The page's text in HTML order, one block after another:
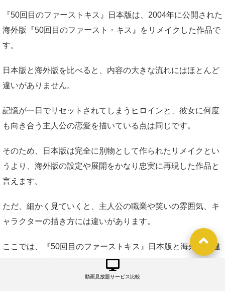
『50回目のファーストキス』日本版は、2004年に公開された
海外版『50回目のファースト・キス』をリメイクした作品で
す。
日本版と海外版を比べると、内容の大きな流れにはほとんど
違いがありません。
記憶が一日でリセットされてしまうヒロインと、彼女に何度
も向き合う主人公の恋愛を描いている点は同じです。
そのため、日本版は完全に別物として作られたリメイクとい
うより、海外版の設定や展開をかなり忠実に再現した作品と
言えます。
ただ、細かく見ていくと、主人公の職業や笑いの雰囲気、キ
ャラクターの描き方には違いがあります。
ここでは、『50回目のファーストキス』日本版と海外版の違
いについて解説していきます。
動画見放題サービス比較